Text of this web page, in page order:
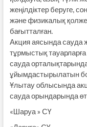
жеңілдіктер беруге,
және физикалық
бағытталған.
Акция аясында сауда
тұрмыстық
сауда
ұйымдастырылатын
Ұлытау облысында
сауда орындарында
«Шаруа » СҮ